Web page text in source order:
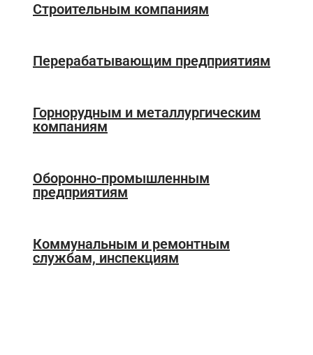
Строительным компаниям
Перерабатывающим предприятиям
Горнорудным и металлургическим
компаниям
Оборонно-промышленным
предприятиям
Коммунальным и ремонтным
службам, инспекциям